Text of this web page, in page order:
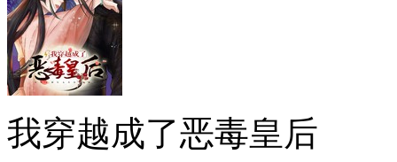
我穿越成了恶毒皇后